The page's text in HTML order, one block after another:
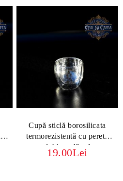
Cupă sticlă borosilicata
termorezistentă cu perete
dublu – 40 ml
19.00Lei